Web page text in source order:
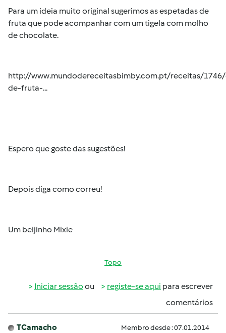
Para um ideia muito original sugerimos as espetadas de
fruta que pode acompanhar com um tigela com molho
de chocolate.
http://www.mundodereceitasbimby.com.pt/receitas/
de-fruta-...
Espero que goste das sugestões!
Depois diga como correu!
Um beijinho Mixie
Topo
Iniciar sessão ou registe-se aqui para escrever
comentários
TCamacho Membro desde : 07.01.2014